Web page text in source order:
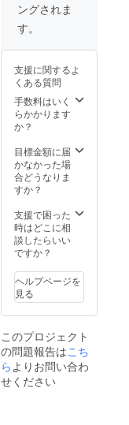
ングされま
す。
支援に関するよ
くある質問
手数料はいく
らかかります
か？
目標金額に届
かなかった場
合どうなりま
すか？
支援で困った
時はどこに相
談したらいい
ですか？
ヘルプページを
見る
このプロジェクト
の問題報告はこち
らよりお問い合わ
せください